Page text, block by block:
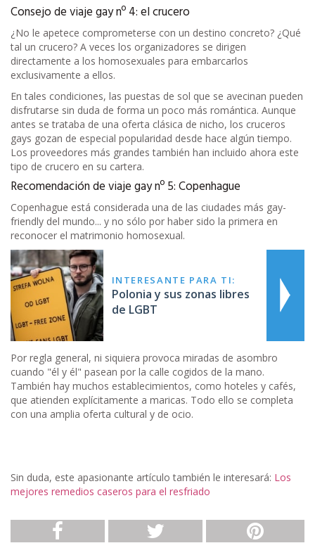
Consejo de viaje gay nº 4: el crucero
¿No le apetece comprometerse con un destino concreto? ¿Qué
tal un crucero? A veces los organizadores se dirigen
directamente a los homosexuales para embarcarlos
exclusivamente a ellos.
En tales condiciones, las puestas de sol que se avecinan pueden
disfrutarse sin duda de forma un poco más romántica. Aunque
antes se trataba de una oferta clásica de nicho, los cruceros
gays gozan de especial popularidad desde hace algún tiempo.
Los proveedores más grandes también han incluido ahora este
tipo de crucero en su cartera.
Recomendación de viaje gay nº 5: Copenhague
Copenhague está considerada una de las ciudades más gay-
friendly del mundo... y no sólo por haber sido la primera en
reconocer el matrimonio homosexual.
INTERESANTE PARA TI:
Polonia y sus zonas libres
de LGBT
Por regla general, ni siquiera provoca miradas de asombro
cuando "él y él" pasean por la calle cogidos de la mano.
También hay muchos establecimientos, como hoteles y cafés,
que atienden explícitamente a maricas. Todo ello se completa
con una amplia oferta cultural y de ocio.
Sin duda, este apasionante artículo también le interesará: Los
mejores remedios caseros para el resfriado